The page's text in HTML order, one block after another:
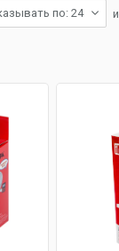
по: 24